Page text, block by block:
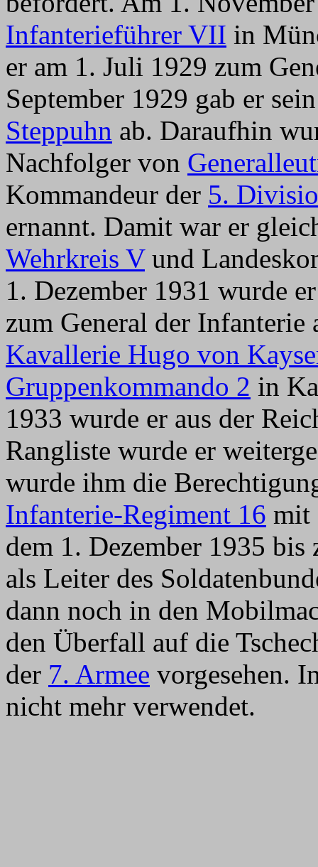
Infanterieführer VII in
er am 1. Juli 1929 zum
September 1929 gab er
Steppuhn ab. Daraufhin
Nachfolger von
Kommandeur der 5.
ernannt. Damit war er
Wehrkreis Vund
1. Dezember 1931 wurde
zum General der
Kavallerie Hugo von
Gruppenkommando 2 in
1933 wurde er aus der
Rangliste wurde er
wurde ihm die
Infanterie-Regiment 16 mit
dem 1. Dezember 1935
als Leiter des
dann noch in den
den Überfall auf die
der 7. Armee vorgesehen.
nicht mehr verwendet.